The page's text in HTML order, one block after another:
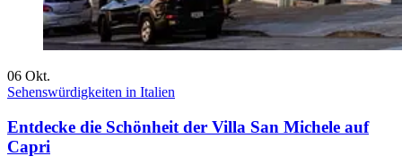
06 Okt.
Sehenswürdigkeiten in Italien
Entdecke die Schönheit der Villa San Michele auf
Capri